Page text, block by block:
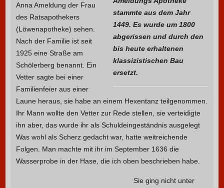
stammte aus dem Jahr
1449. Es wurde um 1800
abgerissen und durch den
bis heute erhaltenen
klassizistischen Bau
ersetzt.
Anna Ameldung der Frau
des Ratsapothekers
(Löwenapotheke) sehen.
Nach der Familie ist seit
1925 eine Straße am
Schölerberg benannt. Ein
Vetter sagte bei einer
Familienfeier aus einer
Laune heraus, sie habe an einem Hexentanz teilgenommen.
Ihr Mann wollte den Vetter zur Rede stellen, sie verteidigte
ihn aber, das wurde ihr als Schuldeingeständnis ausgelegt
Was wohl als Scherz gedacht war, hatte weitreichende
Folgen. Man machte mit ihr im September 1636 die
Wasserprobe in der Hase, die ich oben beschrieben habe.
Sie ging nicht unter